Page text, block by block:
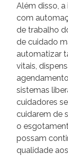
Além disso,
com
de trabalho
de cuidado
automatizar
vitais,
sistemas
cuidadores
cuidarem de
o
possam
qualidade